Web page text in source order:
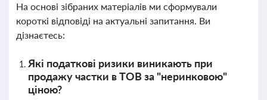
На основі зібраних матеріалів ми сформували
короткі відповіді на актуальні запитання. Ви
дізнаєтесь:
Які податкові ризики виникають при
продажу частки в ТОВ за "неринковою"
ціною?